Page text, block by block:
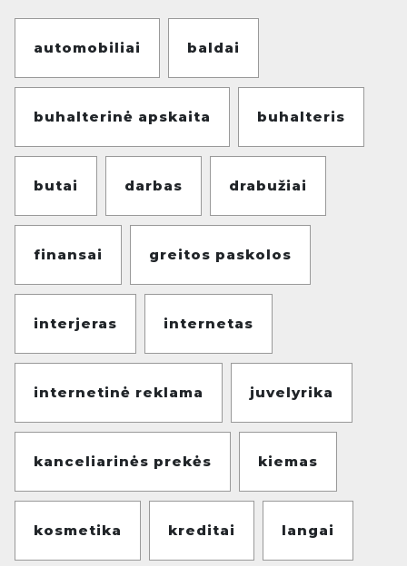
automobiliai baldai
buhalterinė apskaita buhalteris
butai darbas drabužiai
finansai greitos paskolos
interjeras internetas
internetinė reklama juvelyrika
kanceliarinės prekės kiemas
kosmetika kreditai langai